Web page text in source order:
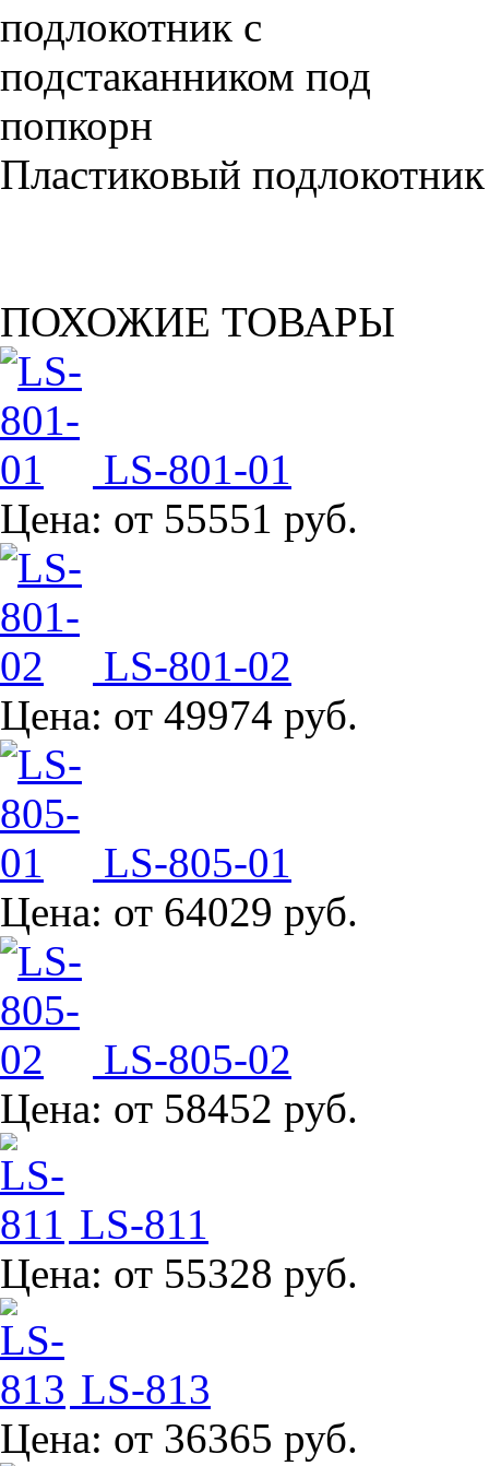
Пластиковый
ПОХОЖИЕ ТОВАРЫ
LS-801-01
Цена: от 55551 руб.
LS-801-02
Цена: от 49974 руб.
LS-805-01
Цена: от 64029 руб.
LS-805-02
Цена: от 58452 руб.
LS-811
Цена: от 55328 руб.
LS-813
Цена: от 36365 руб.